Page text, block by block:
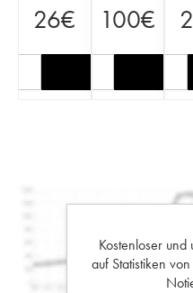
26€ 100€
Kostenloser
auf Statistiken